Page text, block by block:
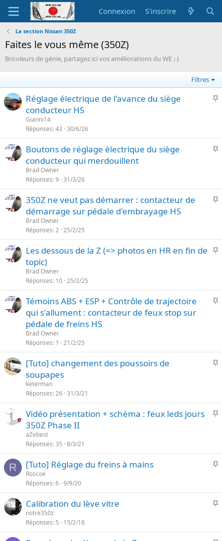
Connexion S'inscrire
La section Nissan 350Z
Faites le vous même (350Z)
Bricoleurs de génie, partagez ici vos améliorations du WE ;-)
Filtres
I
r
t
e
Réglage électrique de l'avance du siège
conducteur HS
Gianni14
Réponses 43 30/6/26
I
r
t
e
Boutons de réglage électrique du siège
conducteur qui merdouillent
Brad Owner
Réponses 9 31/3/26
I
r
t
e
350Z ne veut pas démarrer : contacteur de
démarrage sur pédale d'embrayage HS
Brad Owner
Réponses 2 25/2/25
I
r
t
Les dessous de la Z (=> photos en HR en fin de
topic)
Brad Owner
Réponses 10 25/2/25
I
t
a
Témoins ABS + ESP + Contrôle de trajectoire
qui s'allument : contacteur de feux stop sur
pédale de freins HS
Brad Owner
Réponses 1 21/2/25
I
r
t
e
[Tuto] changement des poussoirs de
soupapes
keterman
Réponses 26 31/3/21
I
r
t
t
e
Vidéo présentation + schéma : feux leds jours
350Z Phase II
aZebest
Réponses 35 8/3/21
R
I
o
r
[Tuto] Réglage du freins à mains
Roscoe
Réponses 6 9/9/20
I
o
Calibration du lève vitre
notre350z
Réponses 5 15/2/18